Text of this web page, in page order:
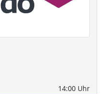
14:00 Uhr